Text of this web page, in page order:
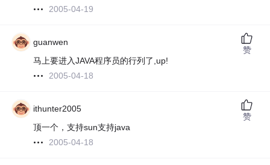
2005-04-19
guanwen
马上要进入JAVA程序员的行列了,up!
2005-04-18
赞
ithunter2005
顶一个，支持sun支持java
2005-04-18
赞